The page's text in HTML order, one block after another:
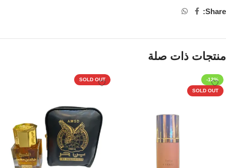
Share:
منتجات ذات صلة
-12%
SOLD OUT
SOLD OUT